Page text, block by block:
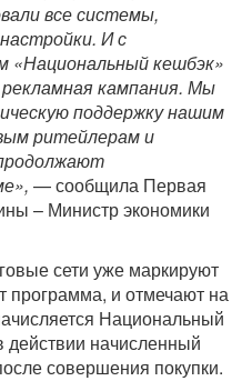
все системы,
И с
«Национальный кешбэк»
кампания. Мы
поддержку нашим
ритейлерам и
— сообщила Первая
– Министр экономики
сети уже маркируют
программа, и отмечают на
Национальный
действии начисленный
совершения покупки.